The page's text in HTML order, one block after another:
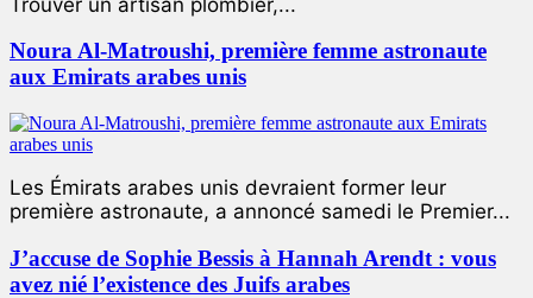
Noura Al-Matroushi, première femme astronaute
aux Emirats arabes unis
Les Émirats arabes unis devraient former leur
première astronaute, a annoncé samedi le Premier...
J’accuse de Sophie Bessis à Hannah Arendt : vous
avez nié l’existence des Juifs arabes